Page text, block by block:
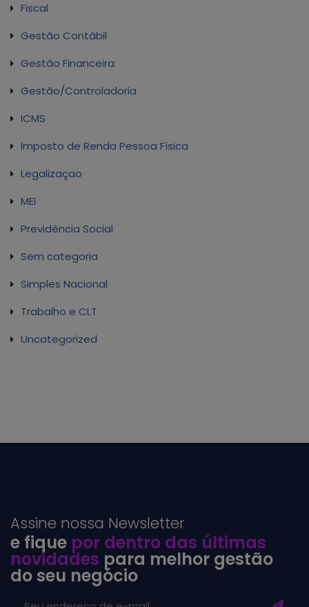
Fiscal
Gestão Contábil
Gestão Financeira
Gestão/Controladoria
ICMS
Imposto de Renda Pessoa Física
Legalizaçao
MEI
Previdência Social
Sem categoria
Simples Nacional
Trabalho e CLT
Uncategorized
Assine nossa Newsletter
e fique por dentro das últimas
novidades para melhor gestão
do seu negócio